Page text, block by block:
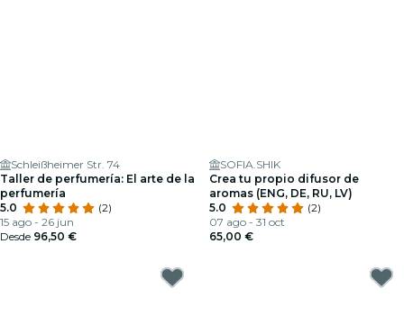
Schleißheimer Str. 74
Taller de perfumería: El arte de la
perfumería
5.0
(2)
15 ago - 26 jun
Desde 96,50 €
SOFIA.SHIK
Crea tu propio difusor de
aromas (ENG, DE, RU, LV)
5.0
(2)
07 ago - 31 oct
65,00 €